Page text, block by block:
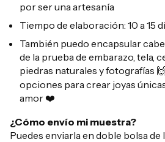
por ser una artesanía
Tiempo de elaboración: 10 a 15
También puedo encapsular
de la prueba de embarazo, tela,
piedras naturales y fotografías
opciones para crear joyas
amor ❤️
¿Cómo envío mi muestra?
Puedes enviarla en doble bolsa